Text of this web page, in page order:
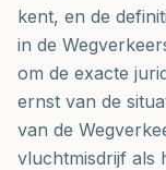
kent, en de
in de
om de exacte
ernst van de
van de
vluchtmisdrijf als